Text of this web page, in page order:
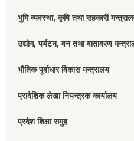
भुमि व्यवस्था, कृषि तथा सहकारी
उद्योग, पर्यटन, वन तथा वातावरण
भौतिक पूर्वाधार विकास मन्त्रालय
प्रादेशिक लेखा नियन्त्रक कार्यालय
प्रदेश शिक्षा समुह